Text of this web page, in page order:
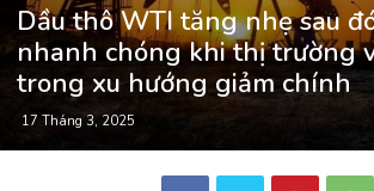
Dầu thô WTI tăng nhẹ sau
nhanh chóng khi thị trường
trong xu hướng giảm chính
17 Tháng 3, 2025